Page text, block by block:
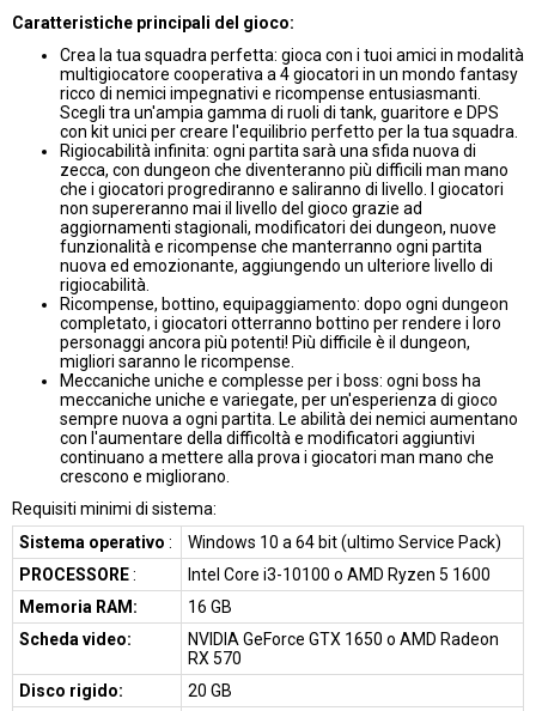
Caratteristiche principali del gioco:
Crea la tua squadra perfetta: gioca con i tuoi amici in modalità
multigiocatore cooperativa a 4 giocatori in un mondo fantasy
ricco di nemici impegnativi e ricompense entusiasmanti.
Scegli tra un'ampia gamma di ruoli di tank, guaritore e DPS
con kit unici per creare l'equilibrio perfetto per la tua squadra.
Rigiocabilità infinita: ogni partita sarà una sfida nuova di
zecca, con dungeon che diventeranno più difficili man mano
che i giocatori progrediranno e saliranno di livello. I giocatori
non supereranno mai il livello del gioco grazie ad
aggiornamenti stagionali, modificatori dei dungeon, nuove
funzionalità e ricompense che manterranno ogni partita
nuova ed emozionante, aggiungendo un ulteriore livello di
rigiocabilità.
Ricompense, bottino, equipaggiamento: dopo ogni dungeon
completato, i giocatori otterranno bottino per rendere i loro
personaggi ancora più potenti! Più difficile è il dungeon,
migliori saranno le ricompense.
Meccaniche uniche e complesse per i boss: ogni boss ha
meccaniche uniche e variegate, per un'esperienza di gioco
sempre nuova a ogni partita. Le abilità dei nemici aumentano
con l'aumentare della difficoltà e modificatori aggiuntivi
continuano a mettere alla prova i giocatori man mano che
crescono e migliorano.
Requisiti minimi di sistema:
Sistema operativo :
Windows 10 a 64 bit (ultimo Service Pack)
PROCESSORE:
Intel Core i3-10100 o AMD Ryzen 5 1600
Memoria RAM:
16 GB
Scheda video:
NVIDIA GeForce GTX 1650 o AMD Radeon
RX 570
Disco rigido:
20 GB